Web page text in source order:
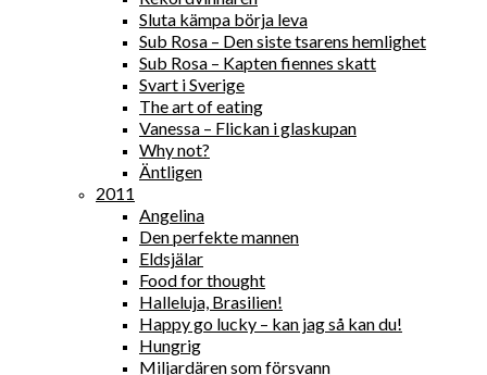
Sluta kämpa börja leva
Sub Rosa – Den siste tsarens hemlighet
Sub Rosa – Kapten fiennes skatt
Svart i Sverige
The art of eating
Vanessa – Flickan i glaskupan
Why not?
Äntligen
2011
Angelina
Den perfekte mannen
Eldsjälar
Food for thought
Halleluja, Brasilien!
Happy go lucky – kan jag så kan du!
Hungrig
Miljardären som försvann